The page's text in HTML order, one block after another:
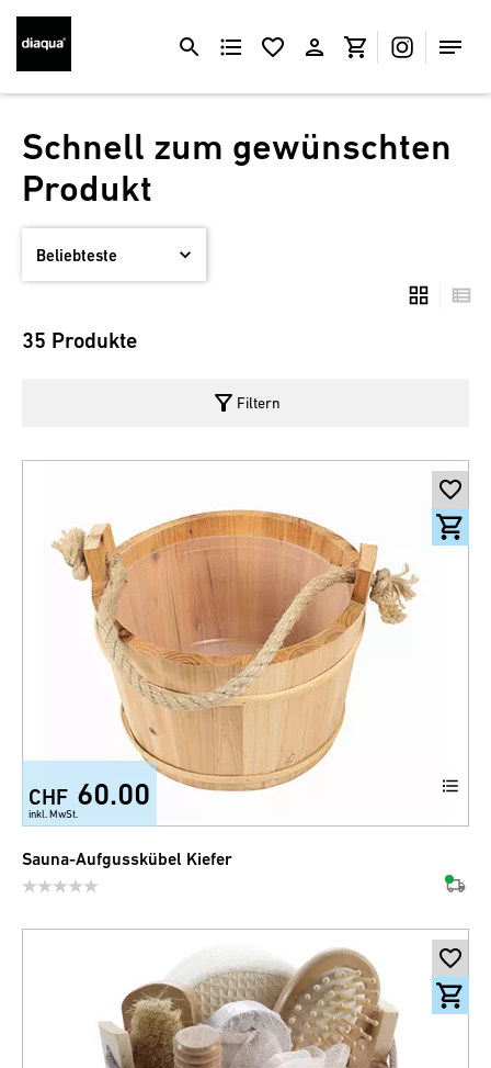
Schnell zum gewünschten
Produkt
35 Produkte
filter_alt Filtern
CHF 60.00
inkl. MwSt.
Sauna-Aufgusskübel Kiefer